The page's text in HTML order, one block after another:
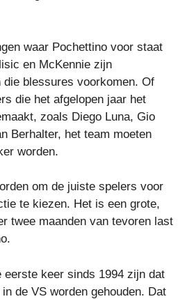
waar Pochettino voor staat
en McKennie zijn
die blessures voorkomen. Of
die het afgelopen jaar het
zoals Diego Luna, Gio
Berhalter, het team moeten
worden.
om de juiste spelers voor
te kiezen. Het is een grote,
twee maanden van tevoren last
eerste keer sinds 1994 zijn dat
de VS worden gehouden. Dat